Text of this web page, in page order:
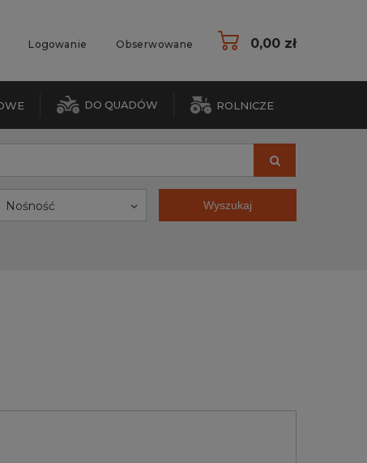
Logowanie Obserwowane 0,00 zł
DO QUADÓW ROLNICZE
Nośność Wyszukaj